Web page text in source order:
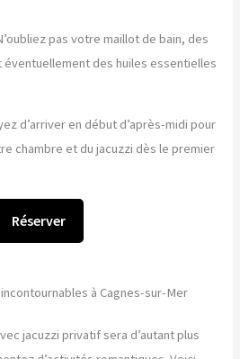
pas votre maillot de bain, des
des huiles essentielles
d’arriver en début d’après-midi pour
chambre et du jacuzzi dès le premier
Réserver
à Cagnes-sur-Mer
jacuzzi privatif sera d’autant plus